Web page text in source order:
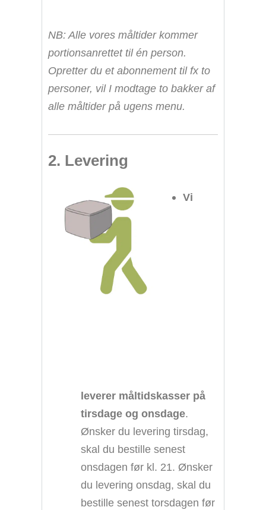
NB: Alle vores måltider kommer
portionsanrettet til én person.
Opretter du et abonnement til fx to
personer, vil I modtage to bakker af
alle måltider på ugens menu.
2. Levering
Vi
leverer måltidskasser på
tirsdage og onsdage.
Ønsker du levering tirsdag,
skal du bestille senest
onsdagen før kl. 21. Ønsker
du levering onsdag, skal du
bestille senest torsdagen før